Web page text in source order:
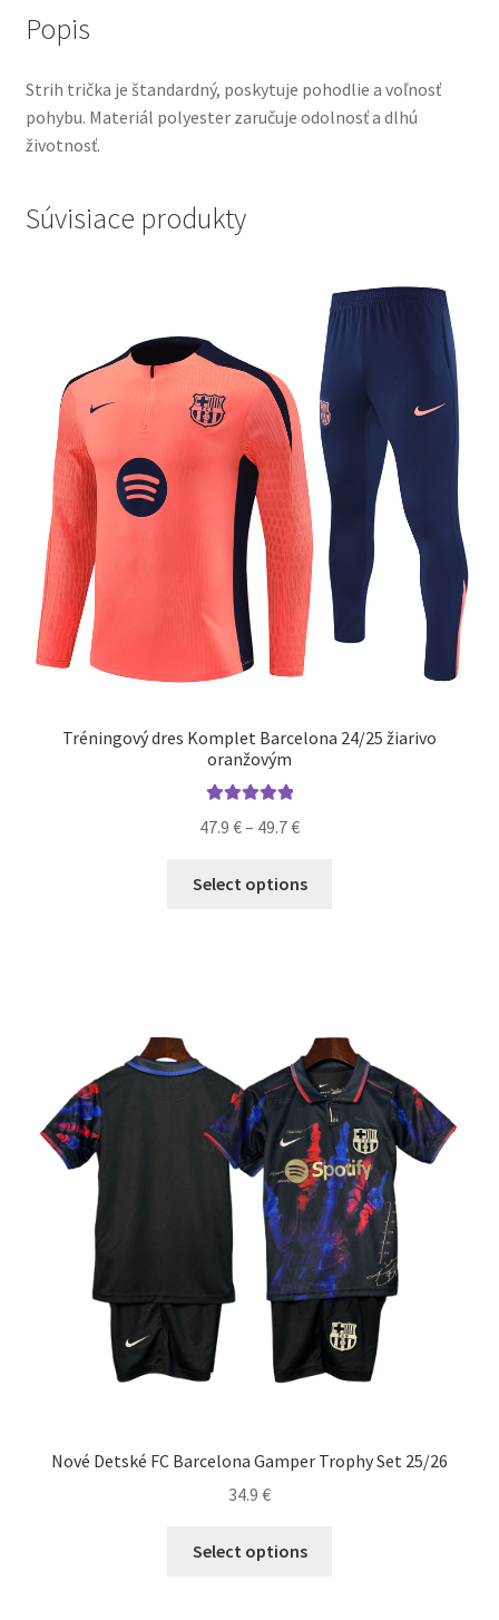
Popis
Strih trička je štandardný, poskytuje pohodlie a voľnosť
pohybu. Materiál polyester zaručuje odolnosť a dlhú
životnosť.
Súvisiace produkty
Tréningový dres Komplet Barcelona 24/25 žiarivo
oranžovým
47.9 €– 49.7€Price
47.9 €
Select options
si
môžete
vybrať
na
stránke
produktu.
Nové Detské FC Barcelona Gamper Trophy Set 25/26
34.9 €
Select options